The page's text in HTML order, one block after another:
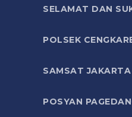
SELAMAT DAN
POLSEK
SAMSAT
POSYAN